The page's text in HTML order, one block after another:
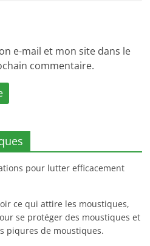
e-mail et mon site dans le
commentaire.
pour lutter efficacement
ce qui attire les moustiques,
se protéger des moustiques et
piqures de moustiques.